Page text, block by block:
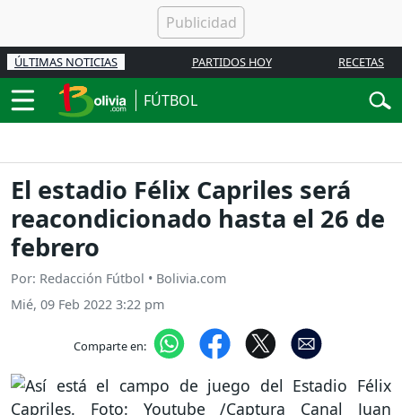
ÚLTIMAS NOTICIAS PARTIDOS HOY RECETAS
FÚTBOL
El estadio Félix Capriles será
reacondicionado hasta el 26 de
febrero
Por: Redacción Fútbol • Bolivia.com
Mié, 09 Feb 2022 3:22 pm
Comparte en: